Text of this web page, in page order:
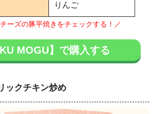
りんご
ーズの豚平焼きをチェックする！／
MOGU】で購入する
ックチキン炒め